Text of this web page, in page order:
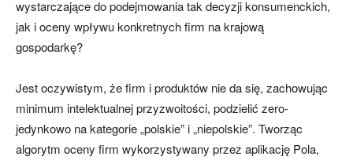
wystarczające do podejmowania tak decyzji konsumenckich,
jak i oceny wpływu konkretnych firm na krajową
gospodarkę?
Jest oczywistym, że firm i produktów nie da się, zachowując
minimum intelektualnej przyzwoitości, podzielić zero-
jedynkowo na kategorie „polskie” i „niepolskie”. Tworząc
algorytm oceny firm wykorzystywany przez aplikację Pola,